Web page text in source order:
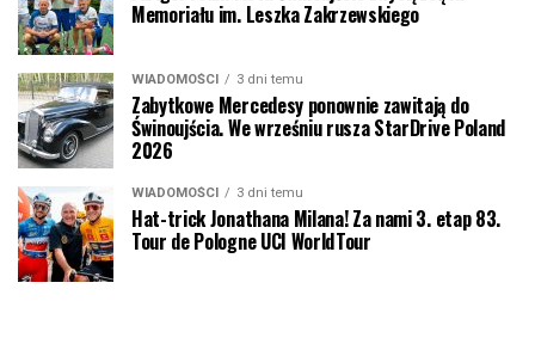
Memoriału im. Leszka Zakrzewskiego
WIADOMOŚCI 3 dni temu
Zabytkowe Mercedesy ponownie zawitają do
Świnoujścia. We wrześniu rusza StarDrive Poland
2026
WIADOMOŚCI 3 dni temu
Hat-trick Jonathana Milana! Za nami 3. etap 83.
Tour de Pologne UCI WorldTour